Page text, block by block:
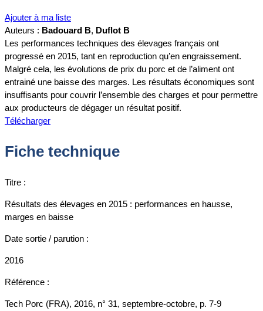
Ajouter à ma liste
Auteurs : Badouard B, Duflot B
Les performances techniques des élevages français ont
progressé en 2015, tant en reproduction qu’en engraissement.
Malgré cela, les évolutions de prix du porc et de l’aliment ont
entrainé une baisse des marges. Les résultats économiques sont
insuffisants pour couvrir l’ensemble des charges et pour permettre
aux producteurs de dégager un résultat positif.
Télécharger
Fiche technique
Titre :
Résultats des élevages en 2015 : performances en hausse,
marges en baisse
Date sortie / parution :
2016
Référence :
Tech Porc (FRA), 2016, n° 31, septembre-octobre, p. 7-9